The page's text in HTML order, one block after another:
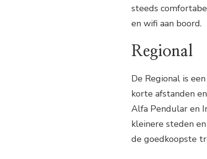
steeds
en wifi aan boord.
Regional
De Regional is
korte afstanden
Alfa Pendular en
kleinere steden
de goedkoopste